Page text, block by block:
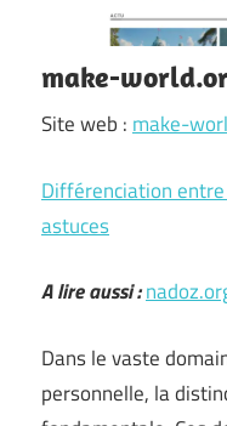
make-
Site web : make-
Différenciation
astuces
A lire aussi :
Dans le vaste
personnelle, la